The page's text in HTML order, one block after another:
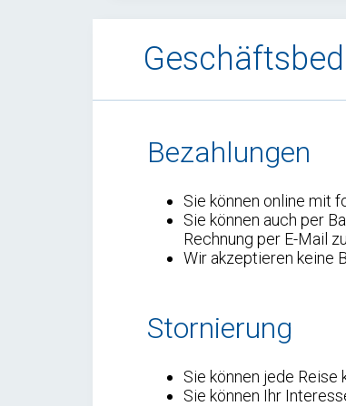
Bezahlungen
Sie können online mit
Sie können auch per
Rechnung per E-Mail
Wir akzeptieren keine
Stornierung
Sie können jede
Sie können Ihr